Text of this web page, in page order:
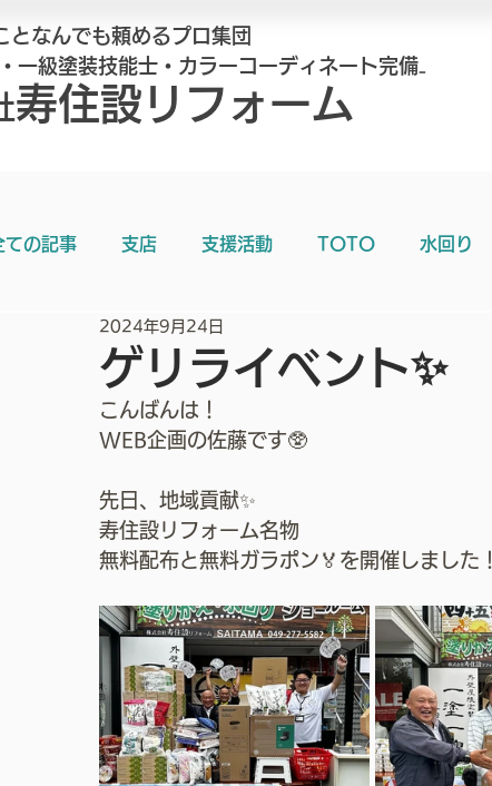
となんでも頼めるプロ集団
一級塗装技能士・カラーコーディネート完備₋
寿住設リフォーム
ての記事 支店 支援活動 TOTO 水回り
ゲリライベント✨
2024年9月24日
こんばんは！
WEB企画の佐藤です🥸
先日、地域貢献✨
寿住設リフォーム名物
無料配布と無料ガラポン🏅を開催しました！